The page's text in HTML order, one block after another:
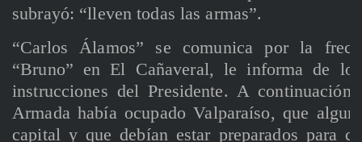
subrayó: “lleven todas las armas”.
“Carlos Álamos” se comunica por la
“Bruno” en El Cañaveral, le informa de
instrucciones del Presidente. A
Armada había ocupado Valparaíso, que
capital y que debían estar preparados para